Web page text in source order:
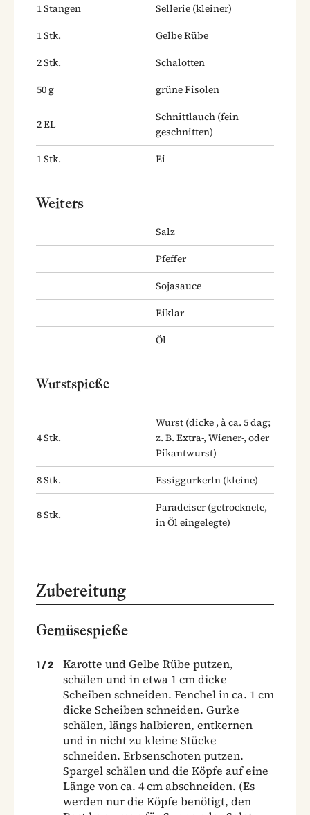
1Stangen Sellerie (kleiner)
1Stk.
Gelbe Rübe
2Stk.
Schalotten
50g grüne Fisolen
2EL
Schnittlauch (fein
geschnitten)
1Stk. Ei
Weiters
Salz
Pfeffer
Sojasauce
Eiklar
Öl
Wurstspieße
4Stk.
Wurst (dicke , à ca. 5 dag;
z. B. Extra-, Wiener-, oder
Pikantwurst)
8Stk. Essiggurkerln (kleine)
8Stk.
Paradeiser (getrocknete,
in Öl eingelegte)
Zubereitung
Gemüsespieße
1 / 2
Karotte und Gelbe Rübe putzen,
schälen und in etwa 1 cm dicke
Scheiben schneiden. Fenchel in ca. 1 cm
dicke Scheiben schneiden. Gurke
schälen, längs halbieren, entkernen
und in nicht zu kleine Stücke
schneiden. Erbsenschoten putzen.
Spargel schälen und die Köpfe auf eine
Länge von ca. 4 cm abschneiden. (Es
werden nur die Köpfe benötigt, den